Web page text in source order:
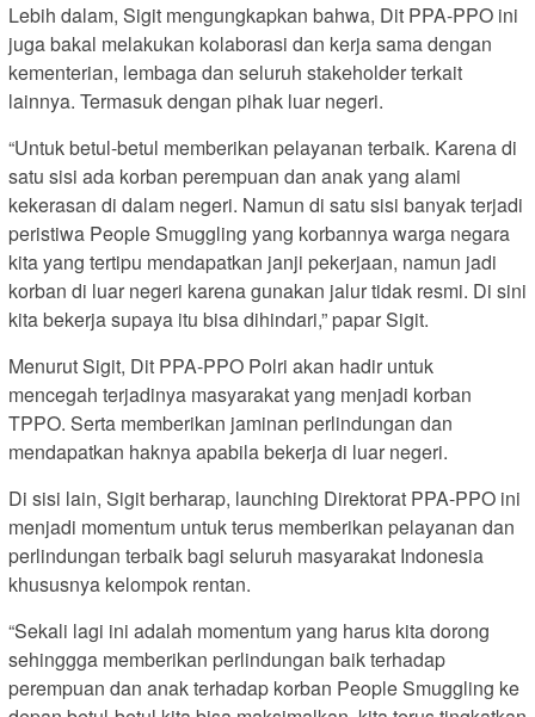
Lebih dalam, Sigit mengungkapkan bahwa, Dit PPA-PPO ini
juga bakal melakukan kolaborasi dan kerja sama dengan
kementerian, lembaga dan seluruh stakeholder terkait
lainnya. Termasuk dengan pihak luar negeri.
“Untuk betul-betul memberikan pelayanan terbaik. Karena di
satu sisi ada korban perempuan dan anak yang alami
kekerasan di dalam negeri. Namun di satu sisi banyak terjadi
peristiwa People Smuggling yang korbannya warga negara
kita yang tertipu mendapatkan janji pekerjaan, namun jadi
korban di luar negeri karena gunakan jalur tidak resmi. Di sini
kita bekerja supaya itu bisa dihindari,” papar Sigit.
Menurut Sigit, Dit PPA-PPO Polri akan hadir untuk
mencegah terjadinya masyarakat yang menjadi korban
TPPO. Serta memberikan jaminan perlindungan dan
mendapatkan haknya apabila bekerja di luar negeri.
Di sisi lain, Sigit berharap, launching Direktorat PPA-PPO ini
menjadi momentum untuk terus memberikan pelayanan dan
perlindungan terbaik bagi seluruh masyarakat Indonesia
khususnya kelompok rentan.
“Sekali lagi ini adalah momentum yang harus kita dorong
sehinggga memberikan perlindungan baik terhadap
perempuan dan anak terhadap korban People Smuggling ke